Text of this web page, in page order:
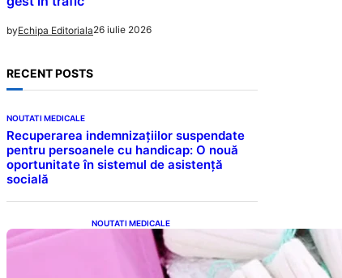
byEchipa Editoriala26 iulie 2026
RECENT POSTS
NOUTATI MEDICALE
Recuperarea indemnizațiilor suspendate
pentru persoanele cu handicap: O nouă
oportunitate în sistemul de asistență
socială
NOUTATI MEDICALE
Tampoanele menstruale: O
analiză profundă a riscurilor
legate de metale toxice